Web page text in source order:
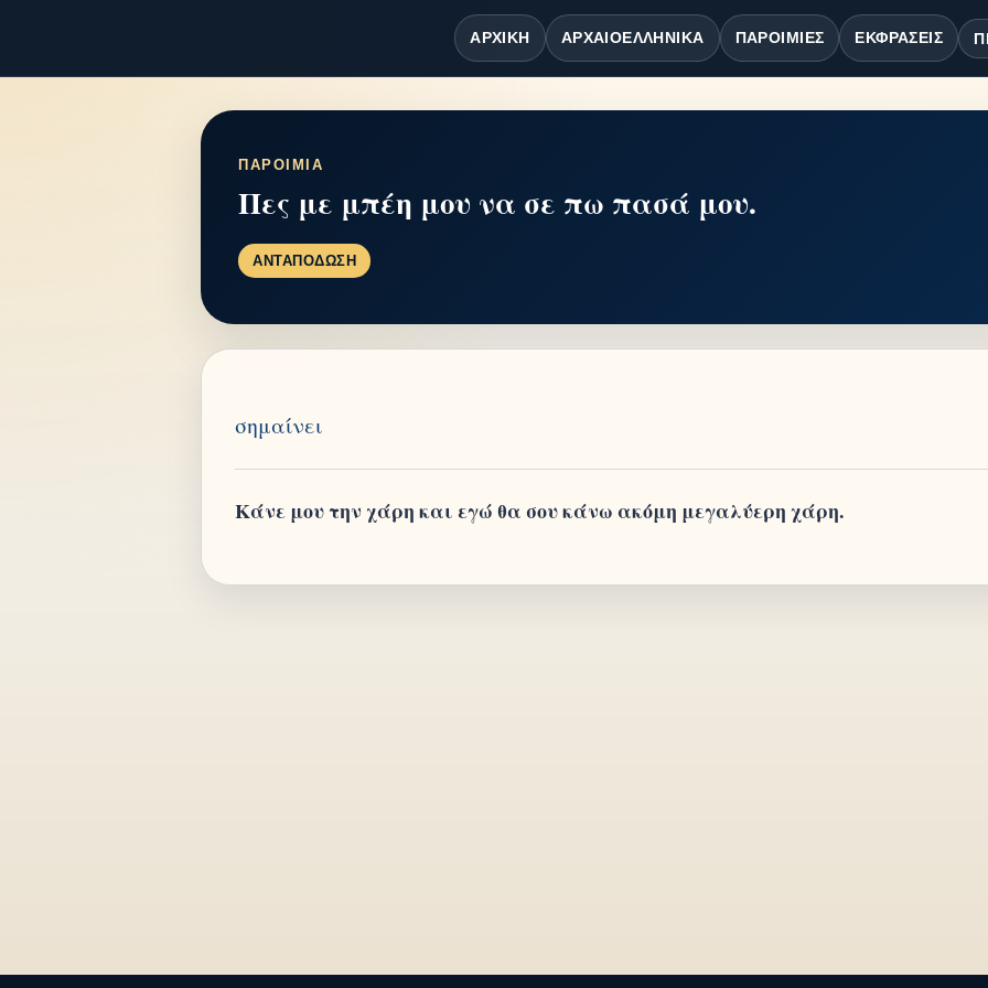
ΑΡΧΙΚΉ ΑΡΧΑΙΟΕΛΛΗΝΙΚΆ ΠΑΡΟΙΜΊΕΣ ΕΚΦΡΆΣΕΙΣ
ΠΑΡΟΙΜΙΑ
Πες με μπέη μου να σε πω πασά μου.
ΑΝΤΑΠΟΔΩΣΗ
σημαίνει
Κάνε μου την χάρη και εγώ θα σου κάνω ακόμη μεγαλύερη χάρη.